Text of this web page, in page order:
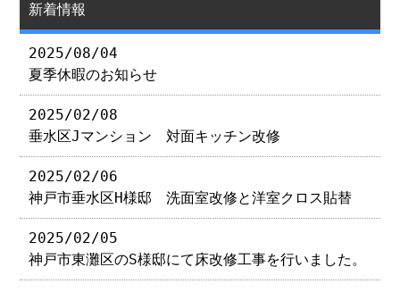
新着情報
2025/08/04
夏季休暇のお知らせ
2025/02/08
垂水区Jマンション 対面キッチン改修
2025/02/06
神戸市垂水区H様邸 洗面室改修と洋室クロス貼替
2025/02/05
神戸市東灘区のS様邸にて床改修工事を行いました。